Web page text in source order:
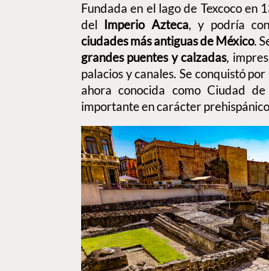
Fundada en el lago de Texcoco en
del Imperio Azteca, y podría
ciudades más antiguas de México.
grandes puentes y calzadas,
palacios y canales. Se conquistó
ahora conocida como Ciudad
importante en carácter